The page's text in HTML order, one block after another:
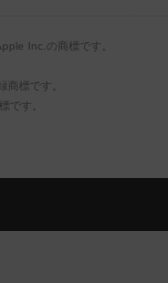
Inc.の商標です。
標です。
です。